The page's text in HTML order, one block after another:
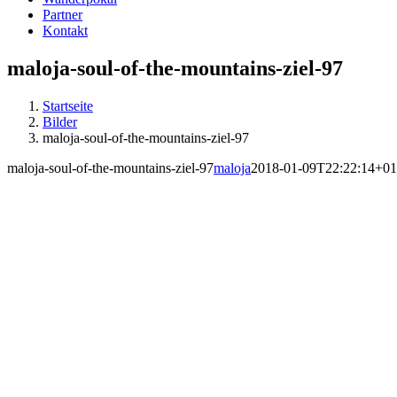
Partner
Kontakt
maloja-soul-of-the-mountains-ziel-97
Startseite
Bilder
maloja-soul-of-the-mountains-ziel-97
maloja-soul-of-the-mountains-ziel-97maloja2018-01-